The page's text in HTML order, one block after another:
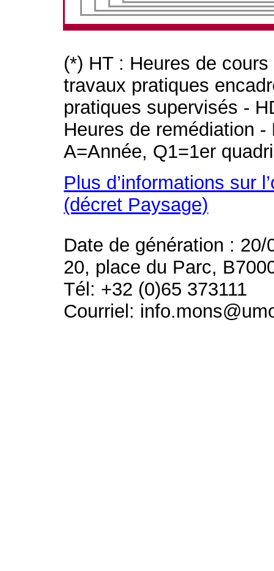
(*) HT : Heures de
travaux pratiques
pratiques supervisés -
Heures de remédiation
A=Année, Q1=1er
Plus d’informations sur
(décret Paysage)
Date de génération : 20/
20, place du Parc,
Tél: +32 (0)65 373111
Courriel: